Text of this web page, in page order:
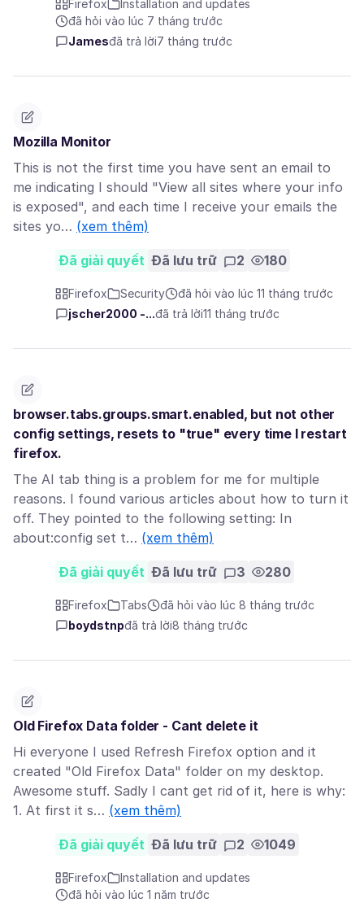
Firefox
Installation and updates
đã hỏi vào lúc 7 tháng trước
Jamesđã trả lời7 tháng trước
Mozilla Monitor
This is not the first time you have sent an email to
me indicating I should "View all sites where your info
is exposed", and each time I receive your emails the
sites yo… (xem thêm)
Đã giải quyết Đã lưu trữ 2 180
Firefox Security
đã hỏi vào lúc 11 tháng trước
jscher2000 -...đã trả lời11 tháng trước
browser.tabs.groups.smart.enabled, but not other
config settings, resets to "true" every time I restart
firefox.
The AI tab thing is a problem for me for multiple
reasons. I found various articles about how to turn it
off. They pointed to the following setting: In
about:config set t… (xem thêm)
Đã giải quyết Đã lưu trữ 3 280
Firefox Tabs
đã hỏi vào lúc 8 tháng trước
boydstnpđã trả lời8 tháng trước
Old Firefox Data folder - Cant delete it
Hi everyone I used Refresh Firefox option and it
created "Old Firefox Data" folder on my desktop.
Awesome stuff. Sadly I cant get rid of it, here is why:
1. At first it s… (xem thêm)
Đã giải quyết Đã lưu trữ 2 1049
Firefox
Installation and updates
đã hỏi vào lúc 1 năm trước